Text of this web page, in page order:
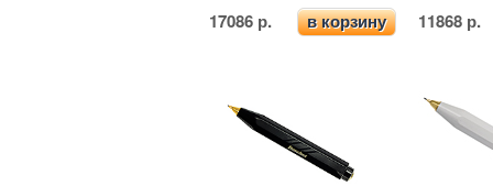
17086 р. в корзину 11868 р.